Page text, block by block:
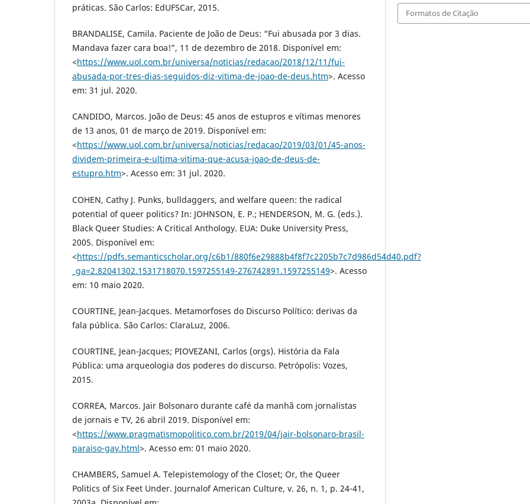
práticas. São Carlos: EdUFSCar, 2015.
BRANDALISE, Camila. Paciente de João de Deus: “Fui abusada por 3 dias.
Mandava fazer cara boa!”, 11 de dezembro de 2018. Disponível em:
<https://www.uol.com.br/universa/noticias/redacao/2018/12/11/fui-
abusada-por-tres-dias-seguidos-diz-vitima-de-joao-de-deus.htm>. Acesso
em: 31 jul. 2020.
CANDIDO, Marcos. João de Deus: 45 anos de estupros e vítimas menores
de 13 anos, 01 de março de 2019. Disponível em:
<https://www.uol.com.br/universa/noticias/redacao/2019/03/01/45-anos-
dividem-primeira-e-ultima-vitima-que-acusa-joao-de-deus-de-
estupro.htm>. Acesso em: 31 jul. 2020.
COHEN, Cathy J. Punks, bulldaggers, and welfare queen: the radical
potential of queer politics? In: JOHNSON, E. P.; HENDERSON, M. G. (eds.).
Black Queer Studies: A Critical Anthology. EUA: Duke University Press,
2005. Disponível em:
<https://pdfs.semanticscholar.org/c6b1/880f6e29888b4f8f7c2205b7c7d986d54d40.pdf?
_ga=2.82041302.1531718070.1597255149-276742891.1597255149>. Acesso
em: 10 maio 2020.
COURTINE, Jean-Jacques. Metamorfoses do Discurso Político: derivas da
fala pública. São Carlos: ClaraLuz, 2006.
COURTINE, Jean-Jacques; PIOVEZANI, Carlos (orgs). História da Fala
Pública: uma arqueologia dos poderes do discurso. Petrópolis: Vozes,
2015.
CORREA, Marcos. Jair Bolsonaro durante café da manhã com jornalistas
de jornais e TV, 26 abril 2019. Disponível em:
<https://www.pragmatismopolitico.com.br/2019/04/jair-bolsonaro-brasil-
paraiso-gay.html>. Acesso em: 01 maio 2020.
CHAMBERS, Samuel A. Telepistemology of the Closet; Or, the Queer
Politics of Six Feet Under. Journalof American Culture, v. 26, n. 1, p. 24-41,
Formatos de Citação